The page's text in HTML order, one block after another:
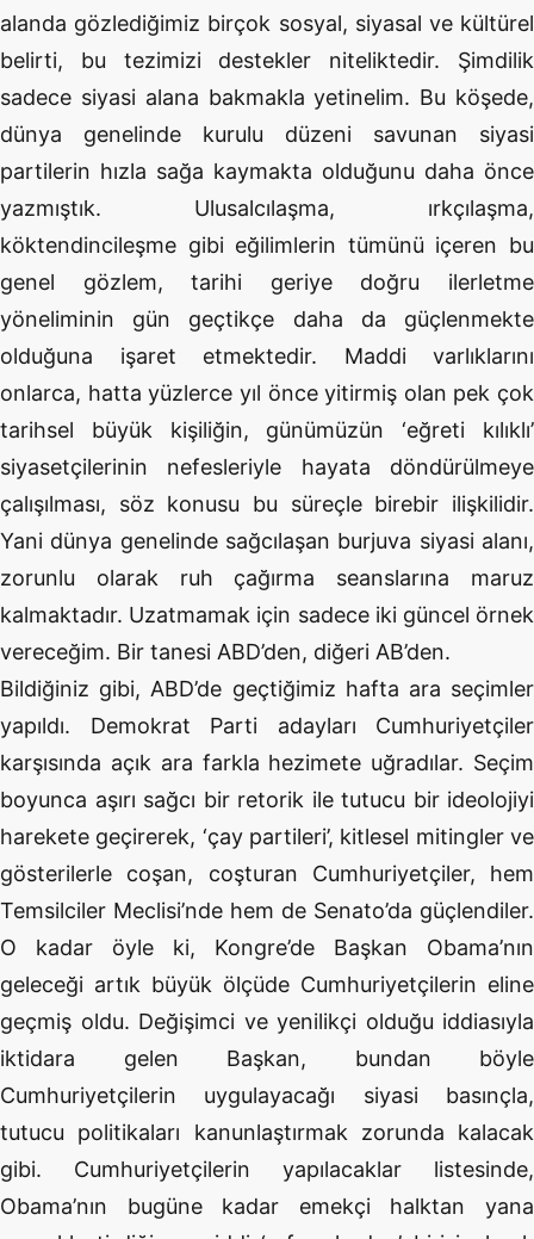
alanda gözlediğimiz birçok sosyal, siyasal ve kültürel
belirti, bu tezimizi destekler niteliktedir. Şimdilik
sadece siyasi alana bakmakla yetinelim. Bu köşede,
dünya genelinde kurulu düzeni savunan siyasi
partilerin hızla sağa kaymakta olduğunu daha önce
yazmıştık. Ulusalcılaşma, ırkçılaşma,
köktendincileşme gibi eğilimlerin tümünü içeren bu
genel gözlem, tarihi geriye doğru ilerletme
yöneliminin gün geçtikçe daha da güçlenmekte
olduğuna işaret etmektedir. Maddi varlıklarını
onlarca, hatta yüzlerce yıl önce yitirmiş olan pek çok
tarihsel büyük kişiliğin, günümüzün ‘eğreti kılıklı’
siyasetçilerinin nefesleriyle hayata döndürülmeye
çalışılması, söz konusu bu süreçle birebir ilişkilidir.
Yani dünya genelinde sağcılaşan burjuva siyasi alanı,
zorunlu olarak ruh çağırma seanslarına maruz
kalmaktadır. Uzatmamak için sadece iki güncel örnek
vereceğim. Bir tanesi ABD’den, diğeri AB’den.
Bildiğiniz gibi, ABD’de geçtiğimiz hafta ara seçimler
yapıldı. Demokrat Parti adayları Cumhuriyetçiler
karşısında açık ara farkla hezimete uğradılar. Seçim
boyunca aşırı sağcı bir retorik ile tutucu bir ideolojiyi
harekete geçirerek, ‘çay partileri’, kitlesel mitingler ve
gösterilerle coşan, coşturan Cumhuriyetçiler, hem
Temsilciler Meclisi’nde hem de Senato’da güçlendiler.
O kadar öyle ki, Kongre’de Başkan Obama’nın
geleceği artık büyük ölçüde Cumhuriyetçilerin eline
geçmiş oldu. Değişimci ve yenilikçi olduğu iddiasıyla
iktidara gelen Başkan, bundan böyle
Cumhuriyetçilerin uygulayacağı siyasi basınçla,
tutucu politikaları kanunlaştırmak zorunda kalacak
gibi. Cumhuriyetçilerin yapılacaklar listesinde,
Obama’nın bugüne kadar emekçi halktan yana